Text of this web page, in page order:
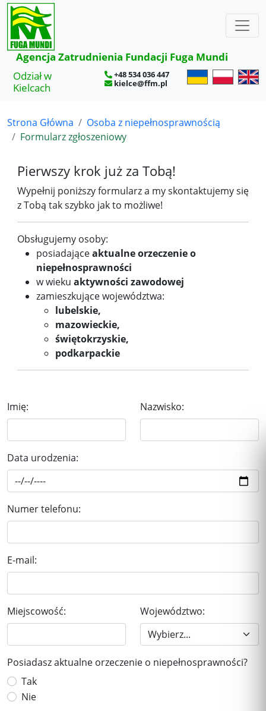
×
Agencja Zatrudnienia Fundacji Fuga Mundi
Odział w
Kielcach
+48 534 036 447
kielce@ffm.pl
Strona Główna
Osoba z niepełnosprawnością
Formularz zgłoszeniowy
Pierwszy krok już za Tobą!
Wypełnij poniższy formularz a my skontaktujemy się
z Tobą tak szybko jak to możliwe!
Obsługujemy osoby:
posiadająceaktualne orzeczenie o
niepełnosprawności
w wieku aktywności zawodowej
zamieszkujące województwa:
lubelskie,
mazowieckie,
świętokrzyskie,
podkarpackie
Imię: Nazwisko:
Data urodzenia:
Numer telefonu:
E-mail:
Miejscowość: Województwo:
Posiadasz aktualne orzeczenie o niepełnosprawności?
Tak
Nie